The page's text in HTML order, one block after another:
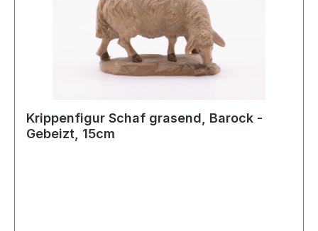
Krippenfigur Schaf grasend, Barock -
Gebeizt, 15cm